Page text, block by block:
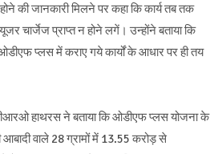
की जानकारी मिलने पर कहा कि कार्य तब तक
चार्जेज प्राप्त न होने लगें। उन्होंने बताया कि
प्लस में कराए गये कार्यों के आधार पर ही तय
हाथरस ने बताया कि ओडीएफ प्लस योजना के
वाले 28 ग्रामों में 13.55 करोड़ से